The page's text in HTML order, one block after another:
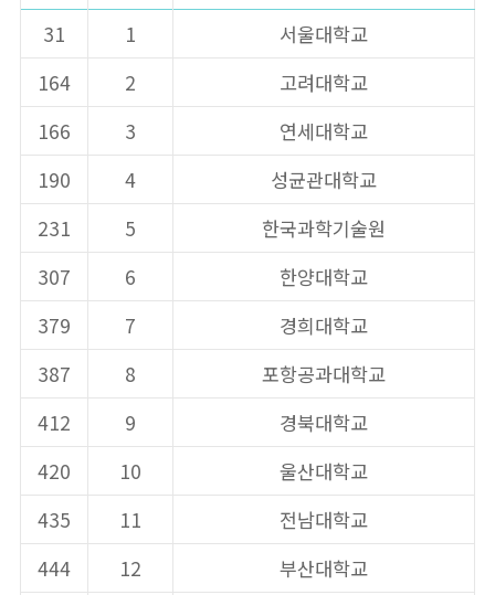
31 1
서울대학교
164
2
고려대학교
166
3
연세대학교
190
4
성균관대학교
231
5
한국과학기술원
307
6
한양대학교
379
7
경희대학교
387
8
포항공과대학교
412
9
경북대학교
420
10
울산대학교
435
11
전남대학교
444
12
부산대학교